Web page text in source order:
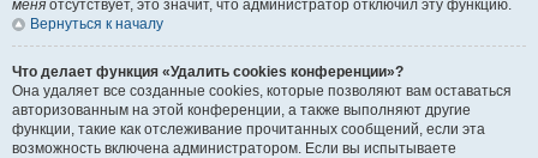
меня отсутствует, это значит, что администратор отключил эту функцию.
Вернуться к началу
Что делает функция «Удалить cookies конференции»?
Она удаляет все созданные cookies, которые позволяют вам оставаться
авторизованным на этой конференции, а также выполняют другие
функции, такие как отслеживание прочитанных сообщений, если эта
возможность включена администратором. Если вы испытываете